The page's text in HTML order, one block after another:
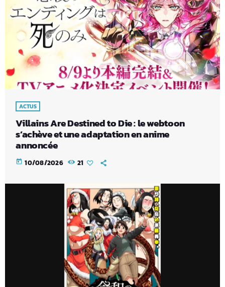
ACTUS
Villains Are Destined to Die : le webtoon
s’achève et une adaptation en anime
annoncée
today 10/08/2026 21